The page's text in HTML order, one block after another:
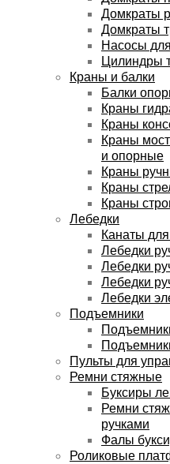
Домкраты
Домкраты
Насосы
Цилиндры
Краны и балки
Балки
Краны
Краны
Краны
и опорные
Краны
Краны
Краны
Лебедки
Канаты
Лебедки
Лебедки
Лебедки
Лебедки
Подъемники
Пульты для
Ремни стяжные
Буксиры
Ремни
ручками
Фалы
Роликовые